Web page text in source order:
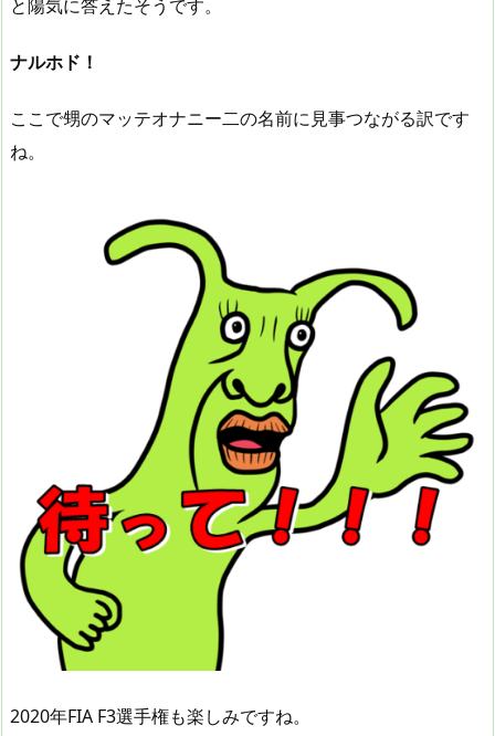
と陽気に答えたそうです。
ナルホド！
ここで甥のマッテオナニー二の名前に見事つながる訳です
ね。
2020年FIA F3選手権も楽しみですね。